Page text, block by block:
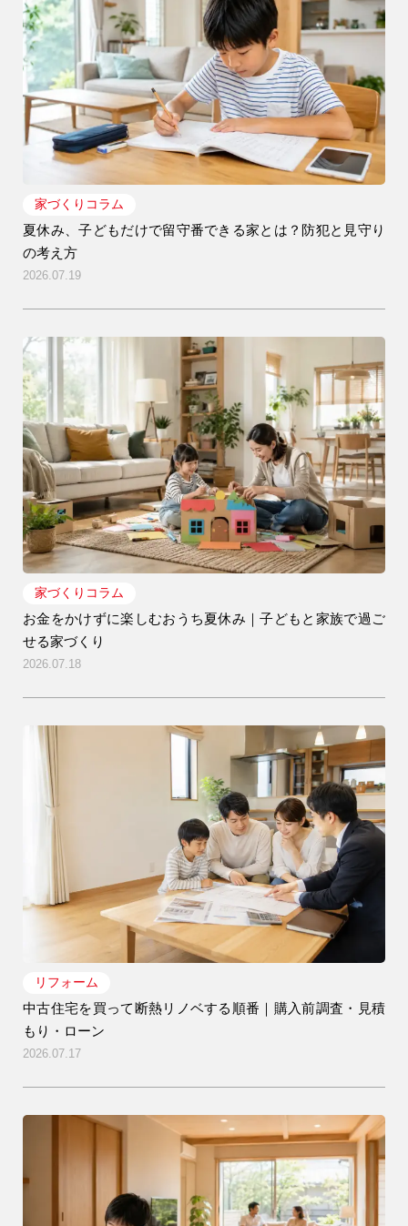
家づくりコラム
夏休み、子どもだけで留守番できる家とは？防犯と見守り
の考え方
2026.07.19
家づくりコラム
お金をかけずに楽しむおうち夏休み｜子どもと家族で過ご
せる家づくり
2026.07.18
リフォーム
中古住宅を買って断熱リノベする順番｜購入前調査・見積
もり・ローン
2026.07.17
アフターメンテナンス
04-2950-7171
事業用
04-2968-5522